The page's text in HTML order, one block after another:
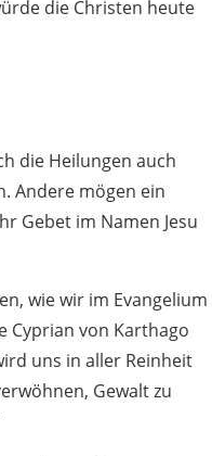
die Christen heute
die Heilungen auch
Andere mögen ein
Gebet im Namen Jesu
wie wir im Evangelium
Cyprian von Karthago
uns in aller Reinheit
Gewalt zu